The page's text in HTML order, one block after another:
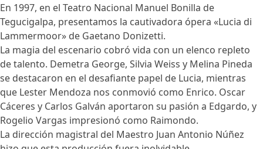
En 1997, en el Teatro Nacional Manuel Bonilla de
Tegucigalpa, presentamos la cautivadora ópera «Lucia di
Lammermoor» de Gaetano Donizetti.
La magia del escenario cobró vida con un elenco repleto
de talento. Demetra George, Silvia Weiss y Melina Pineda
se destacaron en el desafiante papel de Lucia, mientras
que Lester Mendoza nos conmovió como Enrico. Oscar
Cáceres y Carlos Galván aportaron su pasión a Edgardo, y
Rogelio Vargas impresionó como Raimondo.
La dirección magistral del Maestro Juan Antonio Núñez